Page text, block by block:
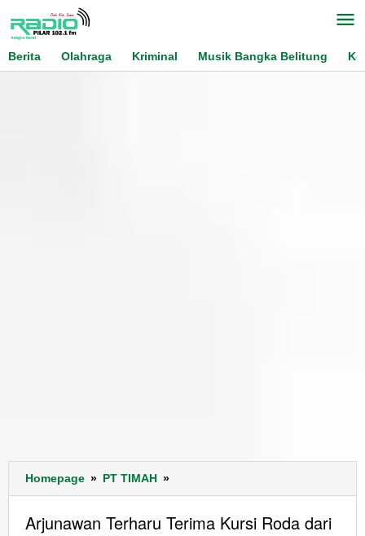
content
Berita
Olahraga Kriminal Musik Bangka Belitung
Homepage » PT TIMAH »
Terharu
Kursi
Arjunawan Terharu Terima Kursi Roda dari